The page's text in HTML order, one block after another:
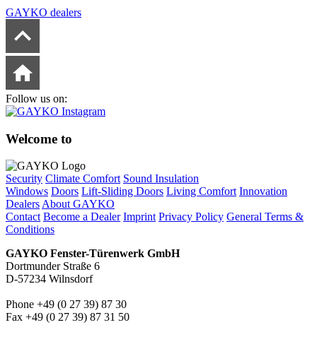
GAYKO dealers
Follow us on:
Welcome to
Security Climate Comfort Sound Insulation
Windows Doors Lift-Sliding Doors Living Comfort Innovation
Dealers About GAYKO
Contact Become a Dealer Imprint Privacy Policy General Terms &
Conditions
GAYKO Fenster-Türenwerk GmbH
Dortmunder Straße 6
D-57234 Wilnsdorf
Phone +49 (0 27 39) 87 30
Fax +49 (0 27 39) 87 31 50